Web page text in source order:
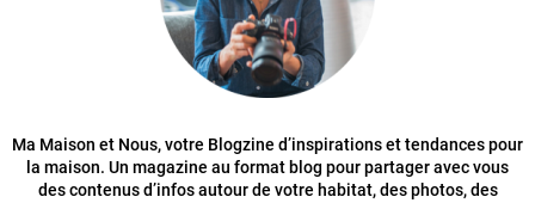
Ma Maison et Nous, votre Blogzine d’inspirations et tendances pour
la maison. Un magazine au format blog pour partager avec vous
des contenus d’infos autour de votre habitat, des photos, des